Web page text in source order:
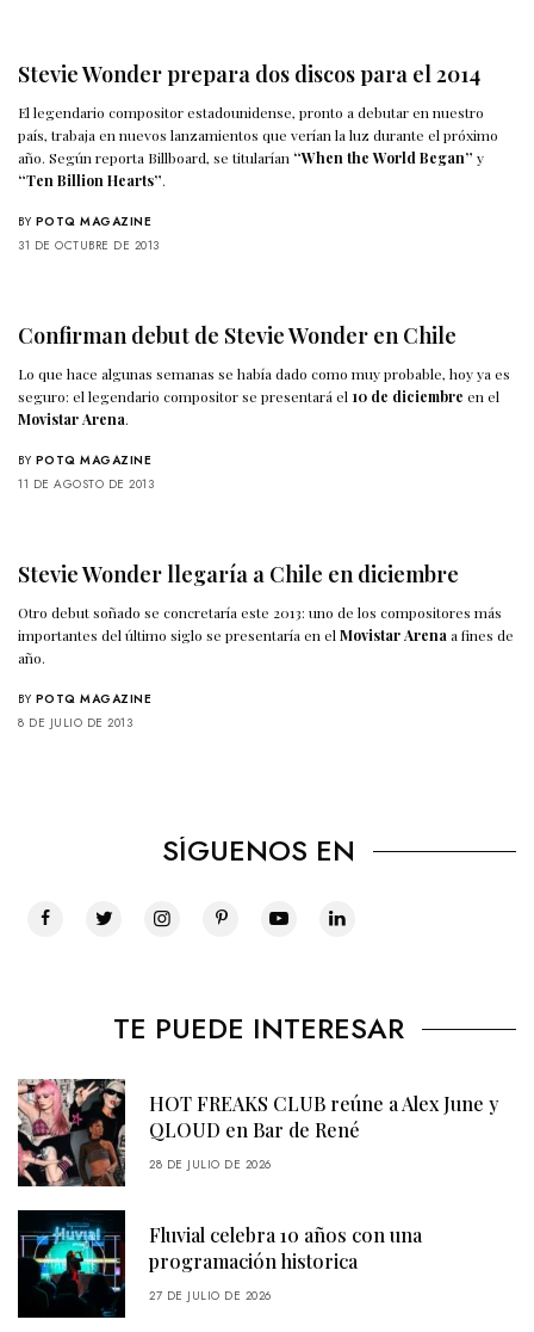
Stevie Wonder prepara dos discos para el 2014
El legendario compositor estadounidense, pronto a debutar en nuestro
país, trabaja en nuevos lanzamientos que verían la luz durante el próximo
año. Según reporta Billboard, se titularían “When the World Began” y
“Ten Billion Hearts”.
BY POTQ MAGAZINE
31 DE OCTUBRE DE 2013
Confirman debut de Stevie Wonder en Chile
Lo que hace algunas semanas se había dado como muy probable, hoy ya es
seguro: el legendario compositor se presentará el 10 de diciembre en el
Movistar Arena.
BY POTQ MAGAZINE
11 DE AGOSTO DE 2013
Stevie Wonder llegaría a Chile en diciembre
Otro debut soñado se concretaría este 2013: uno de los compositores más
importantes del último siglo se presentaría en elMovistar Arena a fines de
año.
BY POTQ MAGAZINE
8 DE JULIO DE 2013
SÍGUENOS EN
TE PUEDE INTERESAR
HOT FREAKS CLUB reúne a Alex June y
QLOUD en Bar de René
28 DE JULIO DE 2026
Fluvial celebra 10 años con una
programación historica
27 DE JULIO DE 2026